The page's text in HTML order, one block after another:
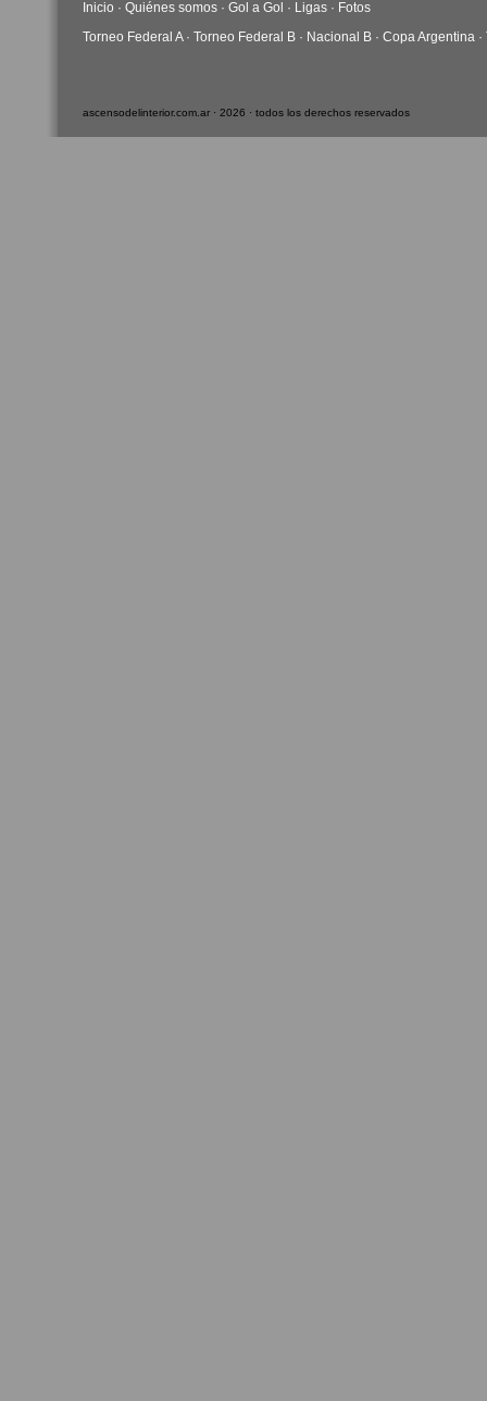
Inicio · Quiénes somos · Gol a Gol · Ligas · Fotos
Torneo Federal A· Torneo Federal B · Nacional B · Copa Argentina ·
ascensodelinterior.com.ar · 2026 · todos los derechos reservados